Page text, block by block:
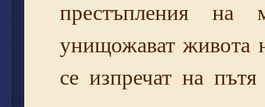
престъпления на
унищожават живота
се изпречат на